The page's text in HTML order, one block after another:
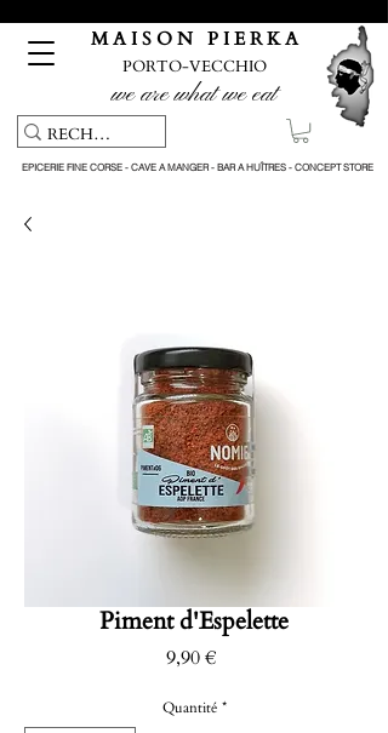
M A I S O N P I E R K A
PORTO-VECCHIO
we are what we eat
EPICERIE FINE CORSE - CAVE A MANGER - BAR A HUÎTRES - CONCEPT STORE
Piment d'Espelette
9,90 €Prix
Quantité *